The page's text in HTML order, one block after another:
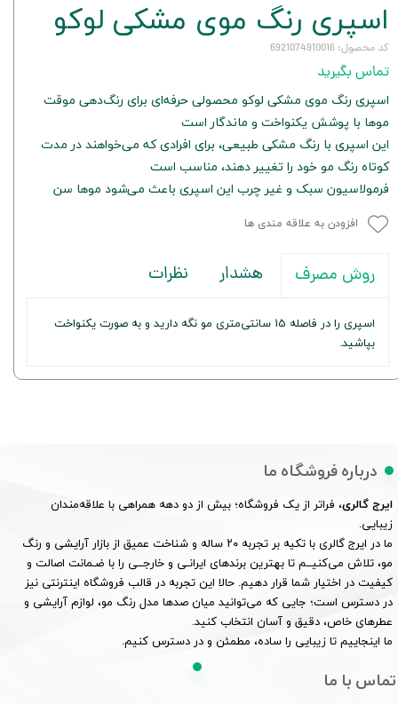
اسپری رنگ موی مشکی لوکو
کد محصول: 6921074910016
تماس بگیرید
اسپری رنگ موی مشکی لوکو محصولی حرفه‌ای برای رنگ‌دهی موقت
موها با پوشش یکنواخت و ماندگار است
این اسپری با رنگ مشکی طبیعی، برای افرادی که می‌خواهند در مدت
کوتاه رنگ مو خود را تغییر دهند، مناسب است
فرمولاسیون سبک و غیر چرب این اسپری باعث می‌شود موها سن
افزودن به علاقه مندی ها
روش مصرف هشدار نظرات
اسپری را در فاصله 15 سانتی‌متری مو نگه دارید و به صورت یکنواخت
بپاشید.
درباره فروشگاه ما
ایرج گالری، فراتر از یک فروشگاه؛ بیش از دو دهه همراهی با علاقه‌مندان
زیبایی.
ما در ایرج گالری با تکیه بر تجربه ۲۰ ساله و شناخت عمیق از بازار آرایشی و رنگ
مو، تلاش می‌کنیــم تا بهترین برندهای ایرانـی و خارجــی را با ضـمانت اصالت و
کیفیت در اختیار شما قرار دهیم. حالا این تجربه در قالب فروشگاه اینترنتی نیز
در دسترس است؛ جایی که می‌توانید میان صدها مدل رنگ مو، لوازم آرایشی و
عطرهای خاص، دقیق و آسان انتخاب کنید.
ما اینجاییم تا زیبایی را ساده، مطمئن و در دسترس کنیم.
تماس با ما